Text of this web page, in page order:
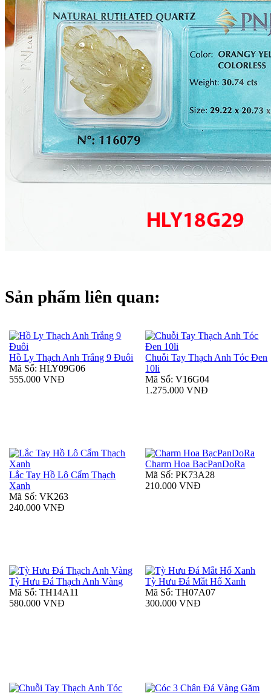
Sản phẩm liên quan:
Hồ Ly Thạch Anh Trắng 9 Đuôi
Mã Số: HLY09G06
555.000 VNĐ
Chuỗi Tay Thạch Anh Tóc Đen
10li
Mã Số: V16G04
1.275.000 VNĐ
Lắc Tay Hồ Lô Cẩm Thạch
Xanh
Mã Số: VK263
240.000 VNĐ
Charm Hoa BạcPanDoRa
Mã Số: PK73A28
210.000 VNĐ
Tỳ Hưu Đá Thạch Anh Vàng
Mã Số: TH14A11
580.000 VNĐ
Tỳ Hưu Đá Mắt Hổ Xanh
Mã Số: TH07A07
300.000 VNĐ